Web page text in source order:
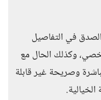
في التفاصيل
وكذلك الحال مع
وصريحة غير قابلة